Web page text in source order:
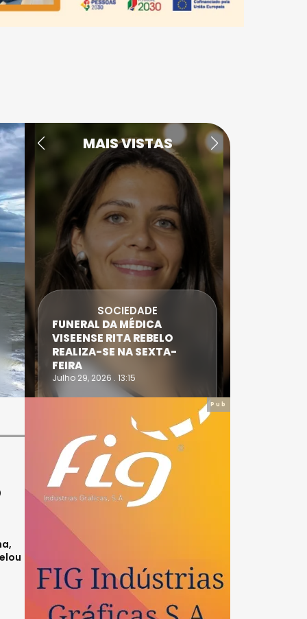
MAIS VISTAS
SOCIEDADE
FUNERAL DA MÉDICA
VISEENSE RITA REBELO
REALIZA-SE NA SEXTA-
FEIRA
Julho 29, 2026 . 13:15
Pub